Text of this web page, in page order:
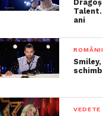
ani
VEDETE